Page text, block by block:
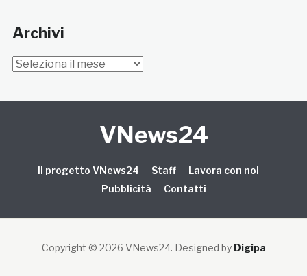
Archivi
Archivi
VNews24
Il progetto VNews24 Staff
Lavora con noi
Pubblicità
Contatti
Copyright © 2026 VNews24. Designed by Digipa